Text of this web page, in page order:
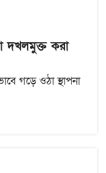
দখলমুক্ত করা
গড়ে ওঠা স্থাপনা